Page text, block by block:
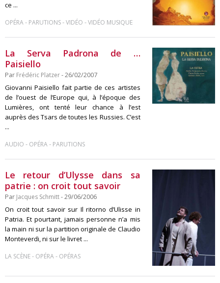
ce ...
OPÉRA- PARUTIONS-VIDÉO -VIDÉO MUSIQUE
La Serva Padrona de …
Paisiello
Par Frédéric Platzer- 26/02/2007
Giovanni Paisiello fait partie de ces artistes
de l’ouest de l’Europe qui, à l’époque des
Lumières, ont tenté leur chance à l’est
auprès des Tsars de toutes les Russies. C’est
...
AUDIO - OPÉRA- PARUTIONS
Le retour d’Ulysse dans sa
patrie : on croit tout savoir
Par Jacques Schmitt- 29/06/2006
On croit tout savoir sur Il ritorno d’Ulisse in
Patria. Et pourtant, jamais personne n’a mis
la main ni sur la partition originale de Claudio
Monteverdi, ni sur le livret ...
LA SCÈNE- OPÉRA- OPÉRAS